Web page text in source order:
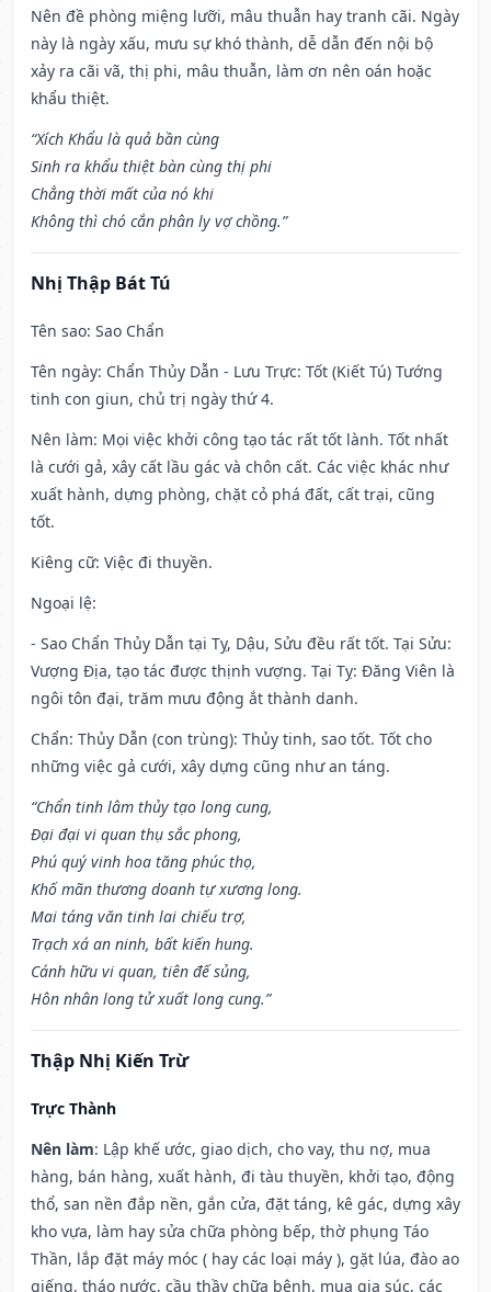
Nên đề phòng miệng lưỡi, mâu thuẫn hay tranh cãi. Ngày
này là ngày xấu, mưu sự khó thành, dễ dẫn đến nội bộ
xảy ra cãi vã, thị phi, mâu thuẫn, làm ơn nên oán hoặc
khẩu thiệt.
“Xích Khẩu là quả bần cùng
Sinh ra khẩu thiệt bàn cùng thị phi
Chẳng thời mất của nó khi
Không thì chó cắn phân ly vợ chồng.”
Nhị Thập Bát Tú
Tên sao: Sao Chẩn
Tên ngày: Chẩn Thủy Dẫn - Lưu Trực: Tốt (Kiết Tú) Tướng
tinh con giun, chủ trị ngày thứ 4.
Nên làm: Mọi việc khởi công tạo tác rất tốt lành. Tốt nhất
là cưới gả, xây cất lầu gác và chôn cất. Các việc khác như
xuất hành, dựng phòng, chặt cỏ phá đất, cất trại, cũng
tốt.
Kiêng cữ: Việc đi thuyền.
Ngoại lệ:
- Sao Chẩn Thủy Dẫn tại Tỵ, Dậu, Sửu đều rất tốt. Tại Sửu:
Vượng Địa, tạo tác được thịnh vượng. Tại Tỵ: Đăng Viên là
ngôi tôn đại, trăm mưu động ắt thành danh.
Chẩn: Thủy Dẫn (con trùng): Thủy tinh, sao tốt. Tốt cho
những việc gả cưới, xây dựng cũng như an táng.
“Chẩn tinh lâm thủy tạo long cung,
Đại đại vi quan thụ sắc phong,
Phú quý vinh hoa tăng phúc thọ,
Khố mãn thương doanh tự xương long.
Mai táng văn tinh lai chiếu trợ,
Trạch xá an ninh, bất kiến hung.
Cánh hữu vi quan, tiên đế sủng,
Hôn nhân long tử xuất long cung.”
Thập Nhị Kiến Trừ
Trực Thành
Nên làm: Lập khế ước, giao dịch, cho vay, thu nợ, mua
hàng, bán hàng, xuất hành, đi tàu thuyền, khởi tạo, động
thổ, san nền đắp nền, gắn cửa, đặt táng, kê gác, dựng xây
kho vựa, làm hay sửa chữa phòng bếp, thờ phụng Táo
Thần, lắp đặt máy móc ( hay các loại máy ), gặt lúa, đào ao
giếng, tháo nước, cầu thầy chữa bệnh, mua gia súc, các